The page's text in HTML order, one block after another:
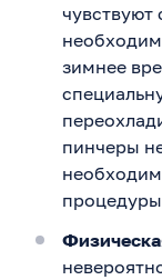
чувствуют
зимнее
пинчеры